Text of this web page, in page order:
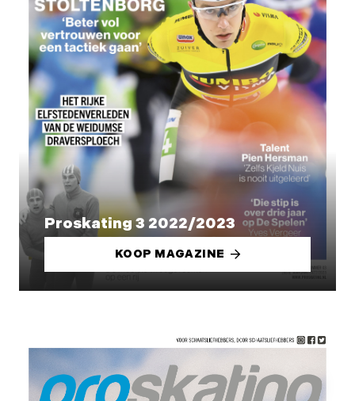
Proskating 3 2022/2023
KOOP MAGAZINE